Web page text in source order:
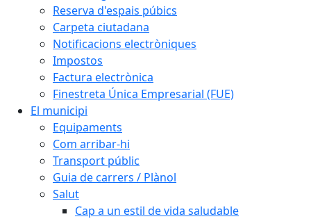
Reserva d'espais púbics
Carpeta ciutadana
Notificacions electròniques
Impostos
Factura electrònica
Finestreta Única Empresarial (FUE)
El municipi
Equipaments
Com arribar-hi
Transport públic
Guia de carrers / Plànol
Salut
Cap a un estil de vida saludable